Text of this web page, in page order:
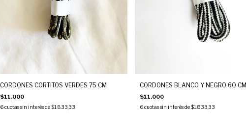
CORDONES CORTITOS VERDES 75 CM
$11.000
6cuotas sin interés de$1.833,33
CORDONES BLANCO Y NEGRO 60 CM
$11.000
6cuotas sin interés de$1.833,33